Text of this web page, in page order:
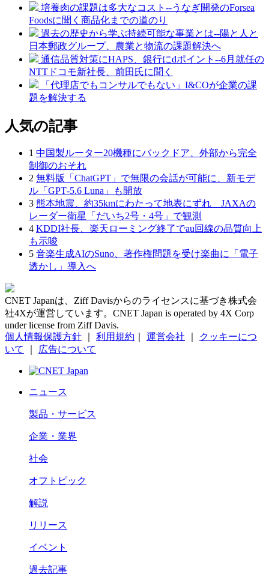
培養肉の課題は多大なコスト--うなぎ開発のForsea
Foodsに聞く商品化までの道のり
過去の歴史から学ぶ持続可能な事業とは--陽と人と
日本郵政グループ、農業と物流の課題解決へ
通信品質対策にHAPS、銀行にdポイント--6月就任の
NTTドコモ新社長、前田氏に聞く
「代理店でもコンサルでもない」I&COが企業の課
題を解決する
人気の記事
1 中国製ルーター20機種にバックドア、外部から完全
制御のおそれ
2 無料版「ChatGPT」で無限の会話が可能に、新モデ
ル「GPT‑5.6 Luna」も開放
3 熊本地震、約35kmにわたって地表にずれ JAXAの
レーダー衛星「だいち2号・4号」で観測
4 KDDI社長、楽天ローミング終了でau回線の品質向上
も示唆
5 音楽生成AIのSuno、著作権問題を受け楽曲に「電子
透かし」導入へ
CNET Japanは、Ziff Davisからのライセンスに基づき株式会
社4Xが運営しています。CNET Japan is operated by 4X Corp
under license from Ziff Davis.
個人情報保護方針
利用規約 運営会社
クッキーにつ
いて
広告について
ニュース
製品・サービス
企業・業界
社会
オフトピック
解説
リリース
イベント
過去記事